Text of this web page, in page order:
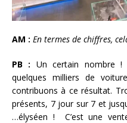
AM : En termes de chiffres,
PB : Un certain nombre !
quelques milliers de
contribuons à ce résultat.
présents, 7 jour sur 7 et
…élyséen ! C’est une